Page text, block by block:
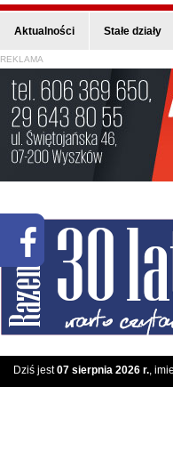
Aktualności Stałe działy
REKLAMA
Dziś jest07 sierpnia 2026 r.,